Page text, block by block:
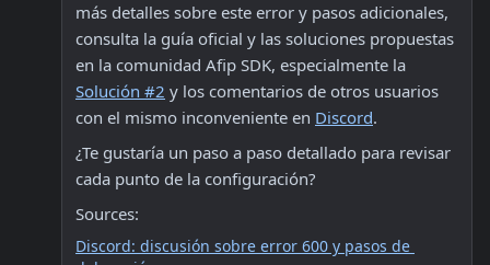
más detalles sobre este error y pasos adicionales,
consulta la guía oficial y las soluciones propuestas
Solución #2 y los comentarios de otros usuarios
con el mismo inconveniente en Discord.
¿Te gustaría un paso a paso detallado para revisar
cada punto de la configuración?
Sources:
Discord: discusión sobre error 600 y pasos de